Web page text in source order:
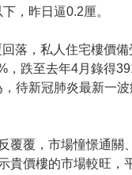
，昨日逼0.2厘。
落，私人住宅樓價
跌至去年4月錄得
待新冠肺炎最新一
覆覆，市場憧憬通關
價樓的市場較旺，